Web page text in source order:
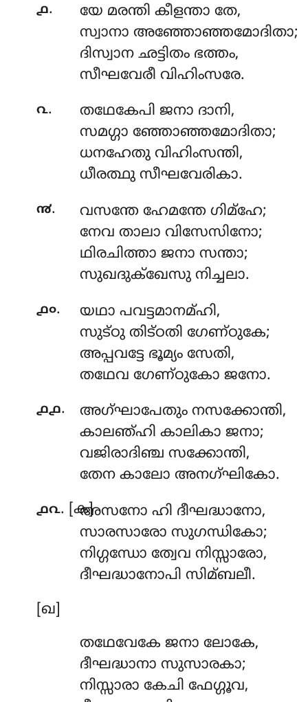
൧. യേ മരന്തി കീളന്താ തേ,
സ്വാനാ അഞ്ഞോഞ്ഞമോദിതാ;
ദിസ്വാന ഛട്ടിതം ഭത്തം,
സീഘവേരീ വിഹിംസരേ.
൨. തഥേകേപി ജനാ ദാനി,
സമഗ്ഗാ ഞ്ഞോഞ്ഞമോദിതാ;
ധനഹേതു വിഹിംസന്തി,
ധീരത്ഥു സീഘവേരികാ.
൯. വസന്തേ ഹേമന്തേ ഗിമ്ഹേ;
നേവ താലാ വിസേസിനോ;
ഥിരചിത്താ ജനാ സന്താ;
സുഖദുക്ഖേസു നിച്ചലാ.
൧൦. യഥാ പവട്ടമാനമ്ഹി,
സുട്ഠു തിട്ഠതി ഗേണ്ഠുകേ;
അപ്പവട്ടേ ഭൂമ്യം സേതി,
തഥേവ ഗേണ്ഠുകോ ജനോ.
൧൧. അഗ്ഘാപേതും നസക്കോന്തി,
കാലഞ്ഹി കാലികാ ജനാ;
വജിരാദിഞ്ച സക്കോന്തി,
തേന കാലോ അനഗ്ഘികോ.
൧൨. [ക]അസനോ ഹി ദീഘദ്ധാനോ,
സാരസാരോ സുഗന്ധികോ;
നിഗ്ഗന്ധോ ത്വേവ നിസ്സാരോ,
ദീഘദ്ധാനോപി സിമ്ബലീ.
[ഖ]
തഥേവേകേ ജനാ ലോകേ,
ദീഘദ്ധാനാ സുസാരകാ;
നിസ്സാരാ കേചി ഫേഗ്ഗൂവ,